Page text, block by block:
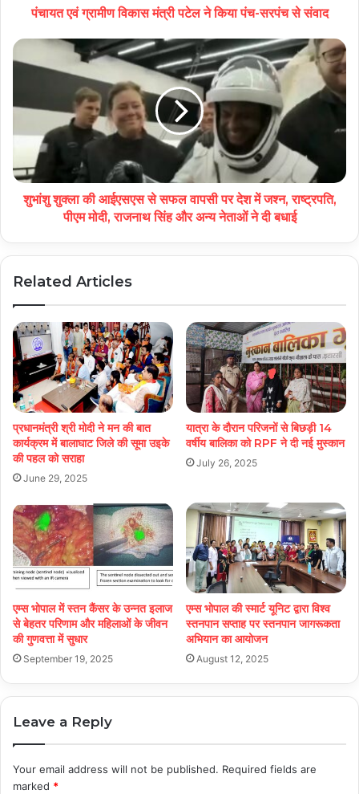
पंचायत एवं ग्रामीण विकास मंत्री पटेल ने किया पंच-सरपंच से संवाद
शुभांशु शुक्ला की आईएसएस से सफल वापसी पर देश में जश्न, राष्ट्रपति,
पीएम मोदी, राजनाथ सिंह और अन्य नेताओं ने दी बधाई
Related Articles
प्रधानमंत्री श्री मोदी ने मन की बात
कार्यक्रम में बालाघाट जिले की सूमा उइके
की पहल को सराहा
June 29, 2025
यात्रा के दौरान परिजनों से बिछड़ी 14
वर्षीय बालिका को RPF ने दी नई मुस्कान
July 26, 2025
एम्स भोपाल में स्तन कैंसर के उन्नत इलाज
से बेहतर परिणाम और महिलाओं के जीवन
की गुणवत्ता में सुधार
September 19, 2025
एम्स भोपाल की स्मार्ट यूनिट द्वारा विश्व
स्तनपान सप्ताह पर स्तनपान जागरूकता
अभियान का आयोजन
August 12, 2025
Leave a Reply
Your email address will not be published. Required fields are
marked *